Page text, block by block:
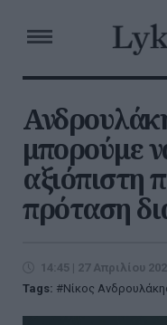
μπορούμε
αξιόπιστη
πρόταση
14:45 | 27 Απριλίου
Tags:
Νίκος